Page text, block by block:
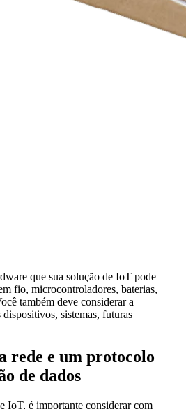
que sua solução de IoT pode
fio, microcontroladores, baterias,
também deve considerar a
sistemas, futuras
rede e um protocolo
de dados
IoT, é importante considerar com